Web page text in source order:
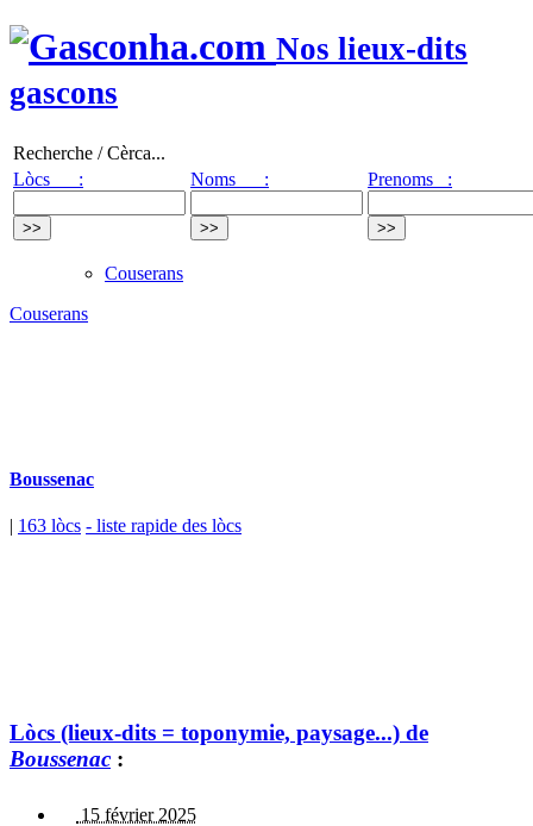
Nos lieux-dits
gascons
Recherche / Cèrca...
Lòcs :
Noms : Prenoms :
Couserans
Couserans
Boussenac
| 163 lòcs - liste rapide des lòcs
Lòcs (lieux-dits = toponymie, paysage...) de
Boussenac :
15 février 2025